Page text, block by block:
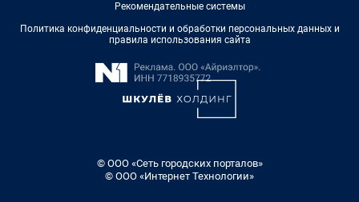
Рекомендательные системы
Политика конфиденциальности и обработки персональных данных и
правила использования сайта
© ООО «Сеть городских порталов»
© ООО «Интернет Технологии»